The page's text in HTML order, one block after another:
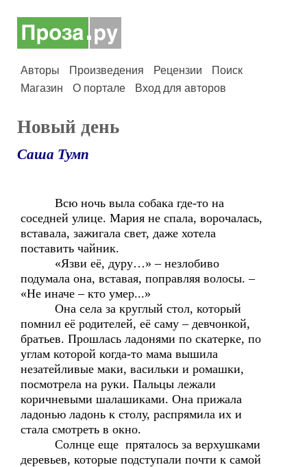
Авторы Произведения Рецензии
Поиск
Магазин
О портале Вход для авторов
Новый день
Саша Тумп
Всю ночь выла собака где-то на
соседней улице. Мария не спала, ворочалась,
вставала, зажигала свет, даже хотела
поставить чайник.
«Язви её, дуру…» – незлобиво
подумала она, вставая, поправляя волосы. –
«Не иначе – кто умер...»
Она села за круглый стол, который
помнил её родителей, её саму – девчонкой,
братьев. Прошлась ладонями по скатерке, по
углам которой когда-то мама вышила
незатейливые маки, васильки и ромашки,
посмотрела на руки. Пальцы лежали
коричневыми шалашиками. Она прижала
ладонью ладонь к столу, распрямила их и
стала смотреть в окно.
Солнце еще пряталось за верхушками
деревьев, которые подступали почти к самой